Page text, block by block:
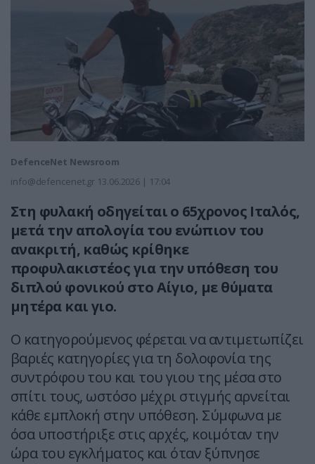
DefenceNet Newsroom
info@defencenet.gr 13.06.2026 | 17:04
Στη φυλακή οδηγείται ο 65χρονος Ιταλός,
μετά την απολογία του ενώπιον του
ανακριτή, καθώς κρίθηκε
προφυλακιστέος για την υπόθεση του
διπλού φονικού στο Αίγιο, με θύματα
μητέρα και γιο.
Ο κατηγορούμενος φέρεται να αντιμετωπίζει
βαριές κατηγορίες για τη δολοφονία της
συντρόφου του και του γιου της μέσα στο
σπίτι τους, ωστόσο μέχρι στιγμής αρνείται
κάθε εμπλοκή στην υπόθεση. Σύμφωνα με
όσα υποστήριξε στις αρχές, κοιμόταν την
ώρα του εγκλήματος και όταν ξύπνησε